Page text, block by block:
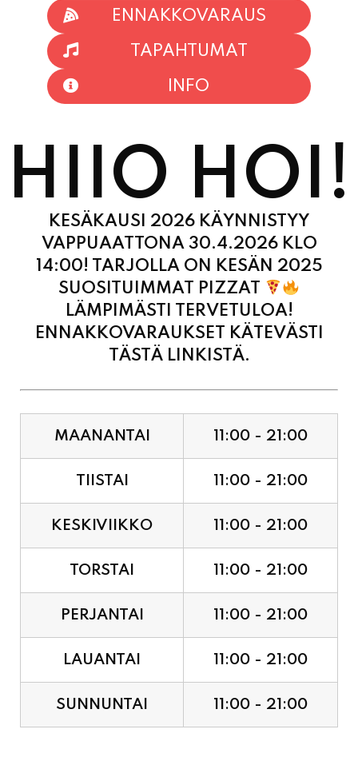
INFO
HIIO HOI!
KESÄKAUSI 2026 KÄYNNISTYY
VAPPUAATTONA 30.4.2026 KLO
14:00! TARJOLLA ON KESÄN 2025
SUOSITUIMMAT PIZZAT
LÄMPIMÄSTI TERVETULOA!
ENNAKKOVARAUKSET KÄTEVÄSTI
TÄSTÄ LINKISTÄ.
TIISTAI 11:00 - 21:00
KESKIVIIKKO 11:00 - 21:00
TORSTAI 11:00 - 21:00
PERJANTAI 11:00 - 21:00
LAUANTAI 11:00 - 21:00
SUNNUNTAI 11:00 - 21:00